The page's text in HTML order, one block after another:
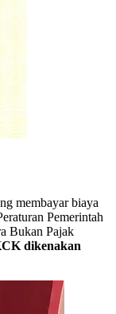
membayar biaya
Pemerintah
Bukan Pajak
dikenakan